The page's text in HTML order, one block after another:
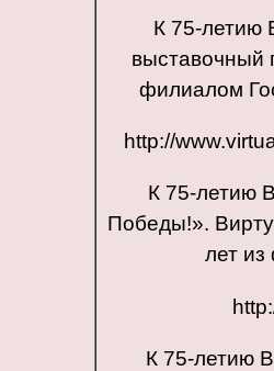
К 75-летию
выставочный
филиалом
http://
К 75-летию
Победы!».
лет
К 75-летию